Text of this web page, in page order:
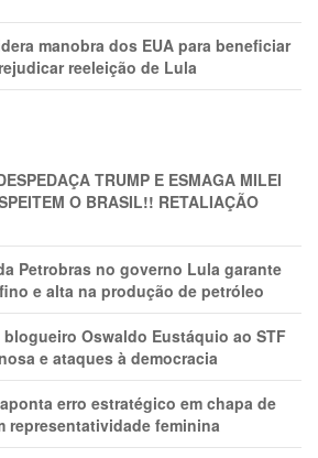
manobra dos EUA para beneficiar
reeleição de Lula
TRUMP E ESMAGA MILEI
O BRASIL!! RETALIAÇÃO
Petrobras no governo Lula garante
e alta na produção de petróleo
blogueiro Oswaldo Eustáquio ao STF
e ataques à democracia
erro estratégico em chapa de
representatividade feminina